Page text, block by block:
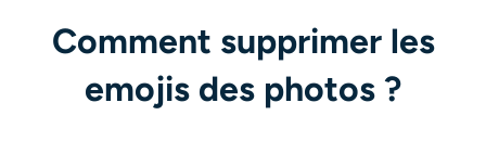
Comment supprimer les
emojis des photos ?